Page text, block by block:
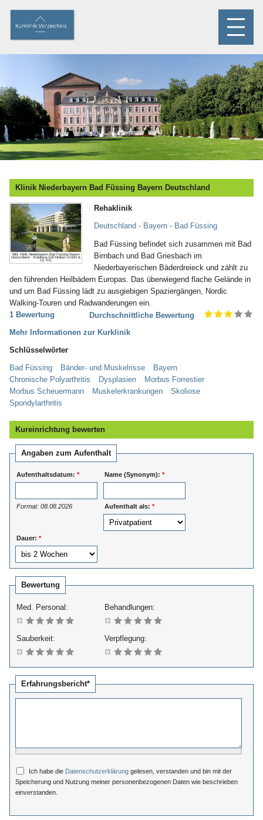
Klinik Niederbayern Bad Füssing Bayern Deutschland
Bild: Klinik Niederbayern Bad Füssing Bayern
Deutschland - Waldburg-Zeil Kliniken GmbH &
Co. KG
Rehaklinik
Deutschland - Bayern - Bad Füssing
Bad Füssing befindet sich zusammen mit Bad
Birnbach und Bad Griesbach im
Niederbayerischen Bäderdreieck und zählt zu
den führenden Heilbädern Europas. Das überwiegend flache Gelände in
und um Bad Füssing lädt zu ausgiebigen Spaziergängen, Nordic
Walking-Touren und Radwanderungen ein.
1 Bewertung
Durchschnittliche Bewertung
Mehr Informationen zur Kurklinik
Schlüsselwörter
Bad Füssing Bänder- und Muskelrisse
Bayern
Chronische Polyarthritis
Dysplasien
Morbus Forrestier
Morbus Scheuermann
Muskelerkrankungen
Skoliose
Spondylarthritis
Kureinrichtung bewerten
Angaben zum Aufenthalt
Aufenthaltsdatum: *
Format: 08.08.2026
Name (Synonym): *
Aufenthalt als: *
Dauer: *
Bewertung
Med. Personal: Behandlungen:
Sauberkeit: Verpflegung:
Erfahrungsbericht*
Ich habe die Datenschutzerklärung gelesen, verstanden und bin mit der
Speicherung und Nutzung meiner personenbezogenen Daten wie beschrieben
einverstanden.